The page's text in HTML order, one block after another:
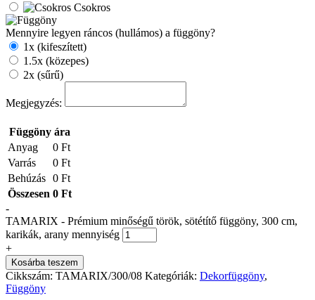
Csokros
Mennyire legyen ráncos (hullámos) a függöny?
1x (kifeszített)
1.5x (közepes)
2x (sűrű)
Megjegyzés:
Függöny ára
Anyag
0 Ft
Varrás
0 Ft
Behúzás 0 Ft
Összesen 0 Ft
-
TAMARIX - Prémium minőségű török, sötétítő függöny, 300 cm,
karikák, arany mennyiség
+
Kosárba teszem
Cikkszám: TAMARIX/300/08 Kategóriák: Dekorfüggöny,
Függöny